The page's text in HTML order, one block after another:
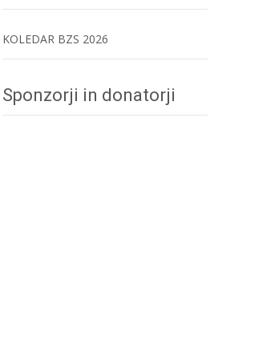
KOLEDAR BZS 2026
Sponzorji in donatorji